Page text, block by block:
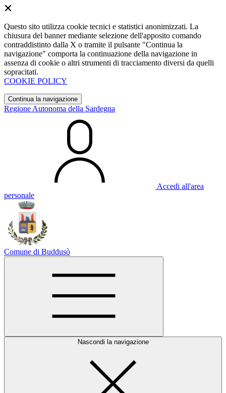
Questo sito utilizza cookie tecnici e statistici anonimizzati. La
chiusura del banner mediante selezione dell'apposito comando
contraddistinto dalla X o tramite il pulsante "Continua la
navigazione" comporta la continuazione della navigazione in
assenza di cookie o altri strumenti di tracciamento diversi da quelli
sopracitati.
COOKIE POLICY
Continua la navigazione
Regione Autonoma della Sardegna
Accedi all'area
personale
Comune di Buddusò
Nascondi la navigazione